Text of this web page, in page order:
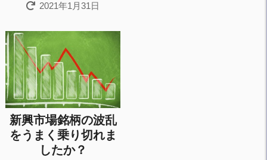
2021年1月31日
新興市場銘柄の波乱
をうまく乗り切れま
したか？